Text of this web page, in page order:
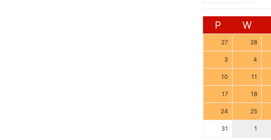
P W
27 28
3 4
10 11
17 18
24 25
31 1